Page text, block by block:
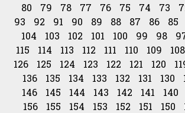
73
74
75
76
77
78
79
80
85
86
87
88
89
90
91
92
93
98
99
100
101
102
103
104
108
109
110
111
112
113
114
115
120
121
122
123
124
125
126
130
131
132
133
134
135
136
140
141
142
143
144
145
146
150
151
152
153
154
155
156